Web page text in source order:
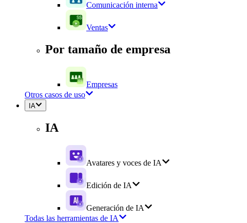
Comunicación interna
Ventas
Por tamaño de empresa
Empresas
Otros casos de uso
IA
IA
Avatares y voces de IA
Edición de IA
Generación de IA
Todas las herramientas de IA